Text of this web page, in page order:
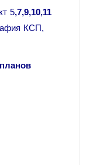
5,7,9,10,11
КСП,